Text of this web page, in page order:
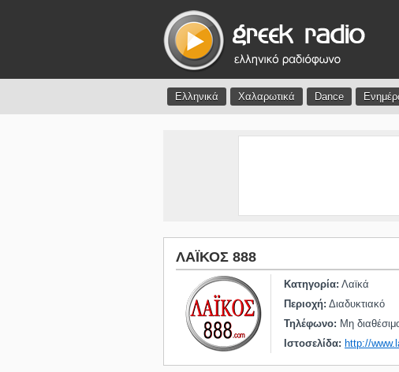
Ελληνικά Χαλαρωτικά Dance
ΛΑΪΚΟΣ 888
Κατηγορία: Λαϊκά
Περιοχή: Διαδυκτιακό
Τηλέφωνο: Μη
Ιστοσελίδα: http://